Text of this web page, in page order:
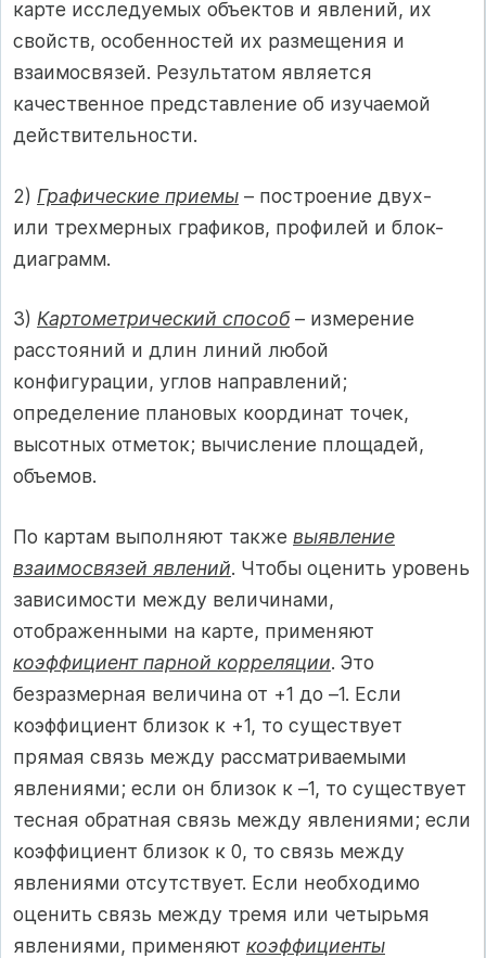
карте исследуемых объектов и явлений, их
свойств, особенностей их размещения и
взаимосвязей. Результатом является
качественное представление об изучаемой
действительности.
2) Графические приемы – построение двух-
или трехмерных графиков, профилей и блок-
диаграмм.
3) Картометрический способ– измерение
расстояний и длин линий любой
конфигурации, углов направлений;
определение плановых координат точек,
высотных отметок; вычисление площадей,
объемов.
По картам выполняют также выявление
взаимосвязей явлений. Чтобы оценить уровень
зависимости между величинами,
отображенными на карте, применяют
коэффициент парной корреляции. Это
безразмерная величина от +1 до –1. Если
коэффициент близок к +1, то существует
прямая связь между рассматриваемыми
явлениями; если он близок к –1, то существует
тесная обратная связь между явлениями; если
коэффициент близок к 0, то связь между
явлениями отсутствует. Если необходимо
оценить связь между тремя или четырьмя
явлениями, применяют коэффициенты